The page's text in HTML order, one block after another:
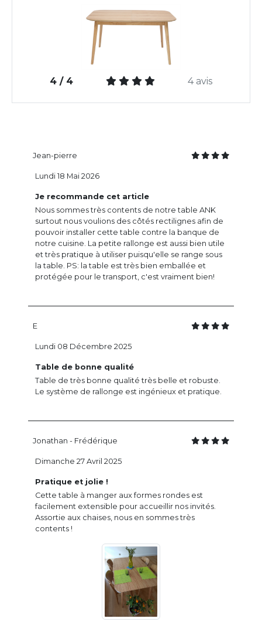
4 / 4 4 avis
Jean-pierre
Je recommande cet article
Nous sommes très contents de notre table ANK
surtout nous voulions des côtés rectilignes afin de
pouvoir installer cette table contre la banque de
notre cuisine. La petite rallonge est aussi bien utile
et très pratique à utiliser puisqu'elle se range sous
la table. PS: la table est très bien emballée et
protégée pour le transport, c'est vraiment bien!
Lundi 18 Mai 2026
E
Table de bonne qualité
Table de très bonne qualité très belle et robuste.
Le système de rallonge est ingénieux et pratique.
Lundi 08 Décembre 2025
Jonathan - Frédérique
Pratique et jolie !
Cette table à manger aux formes rondes est
facilement extensible pour accueillir nos invités.
Assortie aux chaises, nous en sommes très
contents !
Dimanche 27 Avril 2025